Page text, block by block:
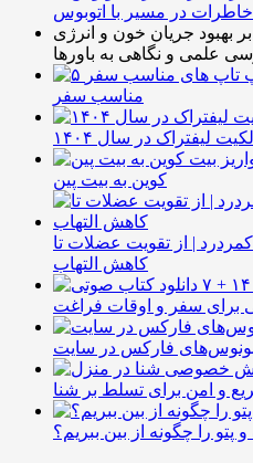
در مسیر با اتوبوس
بر بهبود جریان خون و انرژی
علمی و نگاهی به باورها
مناسب سفر
لیفتراک در سال ۱۴۰۴
کوین به بیت پین
| از تقویت عضلات تا
کاهش التهاب
۷ کتاب صوتی برای تابستان ۱۴۰۴ +
برای سفر و اوقات فراغت
و امن برای تسلط بر شنا
پتو را چگونه از بین ببریم؟